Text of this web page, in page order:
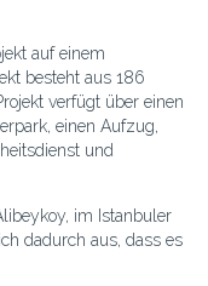
auf einem
besteht aus 186
verfügt über einen
einen Aufzug,
und
im Istanbuler
dadurch aus, dass es